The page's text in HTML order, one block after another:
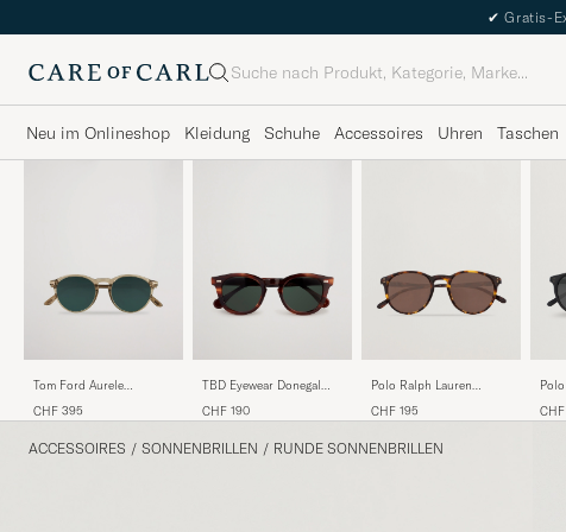
✔ Gratis-
Suche
Neu im Onlineshop Kleidung Schuhe Accessoires Uhren Taschen
Tom Ford Aurele
Beige/Blue
CHF 395
TBD Eyewear Donegal
CHF 190
Polo Ralph Lauren
Sunglasses Havana
CHF 195
ACCESSOIRES / SONNENBRILLEN / RUNDE SONNENBRILLEN